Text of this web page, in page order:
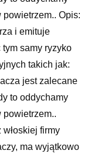
powietrzem.. Opis:
i emituje
samy ryzyko
takich jak:
jest zalecane
to oddychamy
powietrzem..
firmy
ma wyjątkowo